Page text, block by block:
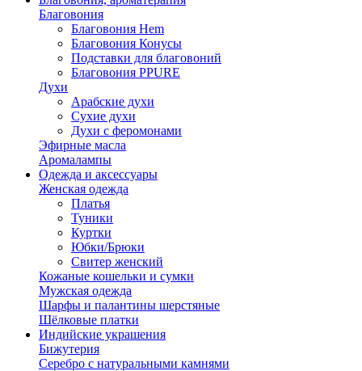
Благовония
Благовония Hem
Благовония Конусы
Подставки для благовоний
Благовония PPURE
Духи
Арабские духи
Сухие духи
Духи с феромонами
Эфирные масла
Аромалампы
Одежда и аксессуары
Женская одежда
Платья
Туники
Куртки
Юбки/Брюки
Свитер женский
Кожаные кошельки и сумки
Мужская одежда
Шарфы и палантины шерстяные
Шёлковые платки
Индийские украшения
Бижутерия
Серебро с натуральными камнями